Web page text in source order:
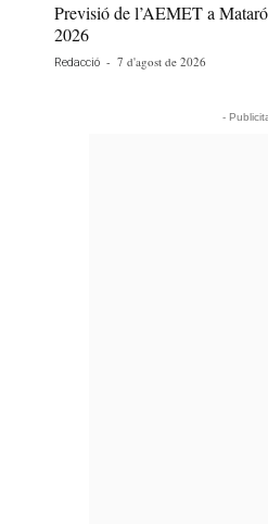
Previsió de l’AEMET a
2026
Redacció - 7 d'agost de 2026
-